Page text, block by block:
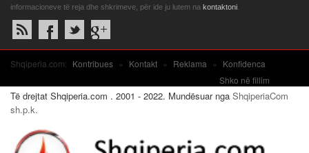
informacioneve të reja dhe shkrimeve, për ide ju lutem na kontaktoni.
Shqiperia.com: Kontribues » Kontakt » Reklama »
Konfidenca
Shko në fillim
Të drejtat Shqiperia.com . 2001 - 2022. Mundësuar nga ShqiperiaCom
sh.p.k.